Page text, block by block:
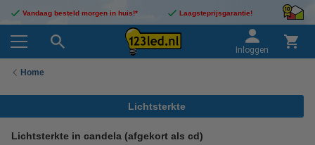
Vandaag besteld morgen in huis!* Laagsteprijsgarantie!
Inloggen
Home
Lichtsterkte
Lichtsterkte in candela (afgekort als cd)